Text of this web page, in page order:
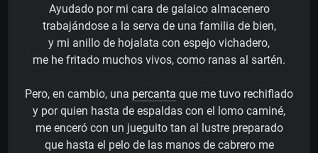
Ayudado por mi cara de galaico almacenero
trabajándose a la serva de una familia de bien,
y mi anillo de hojalata con espejo vichadero,
me he fritado muchos vivos, como ranas al sartén.
Pero, en cambio, una percanta que me tuvo rechiflado
y por quien hasta de espaldas con el lomo caminé,
me enceró con un jueguito tan al lustre preparado
que hasta el pelo de las manos de cabrero me